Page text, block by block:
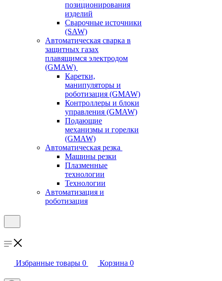
позиционирования
изделий
Сварочные источники
(SAW)
Автоматическая сварка в
защитных газах
плавящимся электродом
(GMAW)
Каретки,
манипуляторы и
роботизация (GMAW)
Контроллеры и блоки
управления (GMAW)
Подающие
механизмы и горелки
(GMAW)
Автоматическая резка
Машины резки
Плазменные
технологии
Технологии
Автоматизация и
роботизация
Избранные товары 0 Корзина 0